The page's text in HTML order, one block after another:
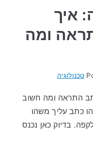
איך
ומה
טכנולוגיה
התראה ומה חשוב
כתב עליך משהו
בדיוק כאן נכנס